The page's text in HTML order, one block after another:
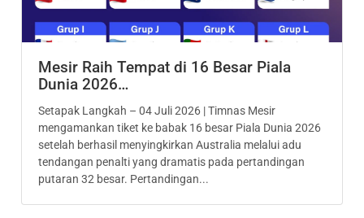
Mesir Raih Tempat di 16 Besar Piala
Dunia 2026…
Setapak Langkah – 04 Juli 2026 | Timnas Mesir
mengamankan tiket ke babak 16 besar Piala Dunia 2026
setelah berhasil menyingkirkan Australia melalui adu
tendangan penalti yang dramatis pada pertandingan
putaran 32 besar. Pertandingan...